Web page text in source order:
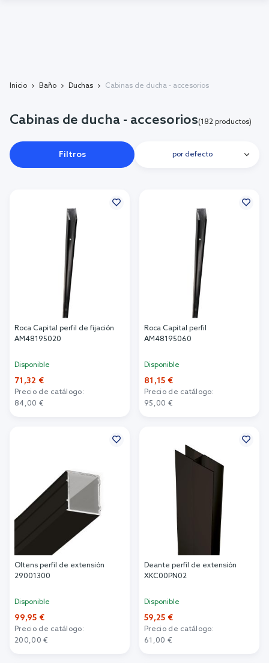
Inicio Baño Duchas Cabinas de ducha - accesorios
Cabinas de ducha - accesorios(182 productos)
Filtros por defecto
Roca Capital perfil de fijación
AM48195020
Disponible
71,32 €
Precio de catálogo:
84,00 €
Roca Capital perfil
AM48195060
Disponible
81,15 €
Precio de catálogo:
95,00 €
Oltens perfil de extensión
29001300
Disponible
99,95 €
Precio de catálogo:
200,00 €
Deante perfil de extensión
XKC00PN02
Disponible
59,25 €
Precio de catálogo:
61,00 €